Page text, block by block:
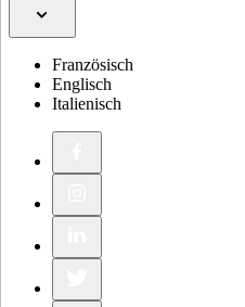
Französisch
Englisch
Italienisch